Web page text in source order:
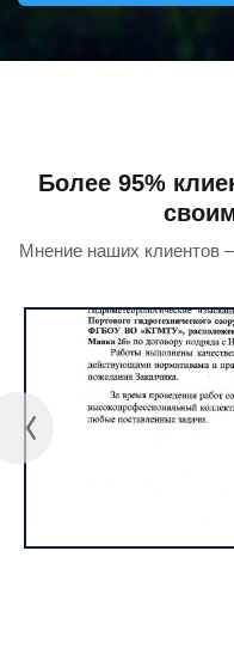
Более 95%
Мнение наших клиентов